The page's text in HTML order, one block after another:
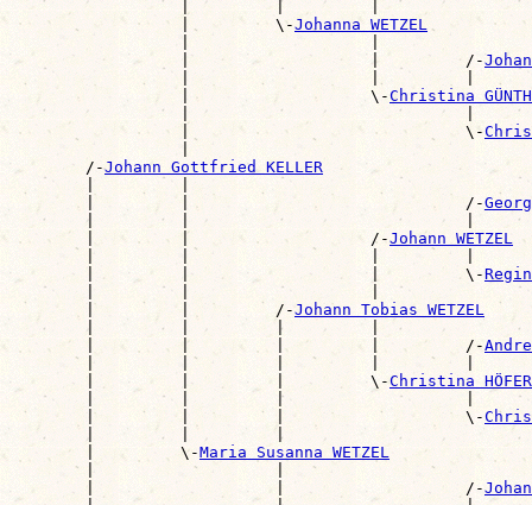
|         |         |
                  |         \-
Johanna WETZEL
                  |                   |         /-
|                   |         |
                  |                   \-
Christina
|                             |
                  |                             \-
        /-
Johann Gottfried KELLER
        |         |                             /-
|         |                             |
        |         |                   /-
Johann WETZEL
        |         |                   |         \-
|         |                   |
        |         |         /-
Johann Tobias WETZEL
|         |         |         |
        |         |         |         |         /-
|         |         |         |         |
        |         |         |         \-
Christina HÖFER
|         |         |                   |
        |         |         |                   \-
|         |         |
        |         \-
Maria Susanna WETZEL
|                   |
        |                   |                   /-